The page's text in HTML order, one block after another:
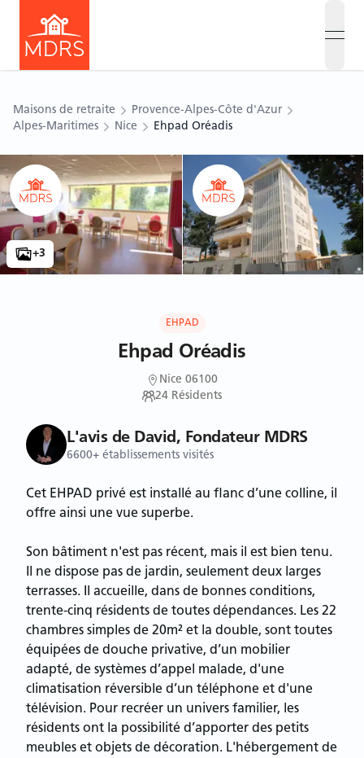
Maisons de retraite
Provence-Alpes-Côte d'Azur
Alpes-Maritimes
Nice Ehpad Oréadis
le carousel Ouvrir le carousel
+3
EHPAD
Ehpad Oréadis
Nice 06100
24 Résidents
L'avis de David, Fondateur MDRS
6600+ établissements visités
Cet EHPAD privé est installé au flanc d’une colline, il
offre ainsi une vue superbe.
Son bâtiment n'est pas récent, mais il est bien tenu.
Il ne dispose pas de jardin, seulement deux larges
terrasses. Il accueille, dans de bonnes conditions,
trente-cinq résidents de toutes dépendances. Les 22
chambres simples de 20m² et la double, sont toutes
équipées de douche privative, d’un mobilier
adapté, de systèmes d’appel malade, d'une
climatisation réversible d’un téléphone et d'une
télévision. Pour recréer un univers familier, les
résidents ont la possibilité d’apporter des petits
meubles et objets de décoration. L'hébergement de